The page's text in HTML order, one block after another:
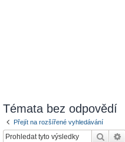
Témata bez odpovědí
Přejít na rozšířené vyhledávání
Hledat